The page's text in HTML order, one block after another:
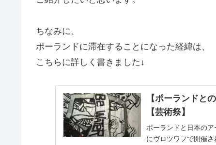
ちなみに、
ポーランドに滞在することになった経緯は、
こちらに詳しく書きました↓
【ポーランドと
【芸術祭】
ポーランドと日本の
にヴロツワフで開催